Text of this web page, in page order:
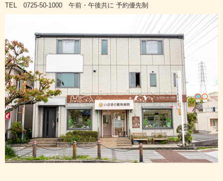
TEL 0725-50-1000 午前・午後共に 予約優先制